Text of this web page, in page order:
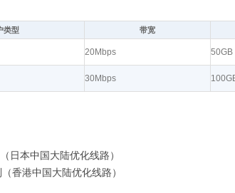
类型 带宽
20Mbps 50GB
30Mbps
日本中国大陆优化线路）
香港中国大陆优化线路）